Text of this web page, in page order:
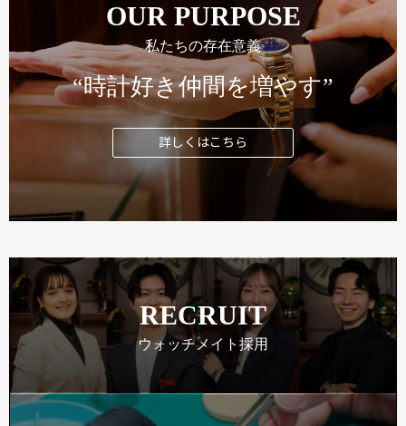
OUR PURPOSE
私たちの存在意義
“時計好き仲間を増やす”
詳しくはこちら
RECRUIT
ウォッチメイト採用